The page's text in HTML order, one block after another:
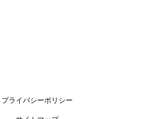
プライバシーポリシー